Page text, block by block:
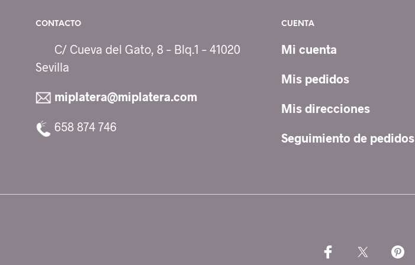
CONTACTO
C/ Cueva del Gato, 8 – Blq.1 – 41020
Sevilla
miplatera@miplatera.com
658 874 746
CUENTA
Mi cuenta
Mis pedidos
Mis direcciones
Seguimiento de pedidos